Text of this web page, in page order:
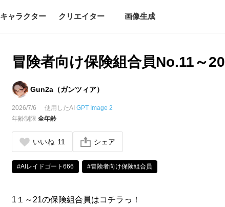
キャラクター クリエイター 画像生成
冒険者向け保険組合員No.11～20
Gun2a（ガンツィア）
2026/7/6 使用したAIGPT Image 2
年齢制限全年齢
いいね 11 シェア
#AIレイドゴート666 #冒険者向け保険組合員
1１～21の保険組合員はコチラっ！